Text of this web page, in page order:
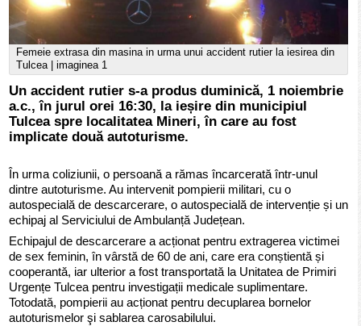
Femeie extrasa din masina in urma unui accident rutier la iesirea din
Tulcea | imaginea 1
Un accident rutier s-a produs duminică, 1 noiembrie
a.c., în jurul orei 16:30, la ieșire din municipiul
Tulcea spre localitatea Mineri, în care au fost
implicate două autoturisme.
În urma coliziunii, o persoană a rămas încarcerată într-unul
dintre autoturisme. Au intervenit pompierii militari, cu o
autospecială de descarcerare, o autospecială de intervenție și un
echipaj al Serviciului de Ambulanță Județean.
Echipajul de descarcerare a acționat pentru extragerea victimei
de sex feminin, în vârstă de 60 de ani, care era conștientă și
cooperantă, iar ulterior a fost transportată la Unitatea de Primiri
Urgențe Tulcea pentru investigații medicale suplimentare.
Totodată, pompierii au acționat pentru decuplarea bornelor
autoturismelor şi sablarea carosabilului.